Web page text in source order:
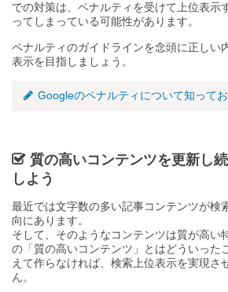
での対策は、ペナルティを受けて上位表示
ってしまっている可能性があります。
ペナルティのガイドラインを念頭に正しい
表示を目指しましょう。
Googleのペナルティについて知って
質の高いコンテンツを更新し
しよう
最近では文字数の多い記事コンテンツが検
向にあります。
そして、そのようなコンテンツは質が高い
の「質の高いコンテンツ」とはどういった
えて作らなければ、検索上位表示を実現さ
ん。